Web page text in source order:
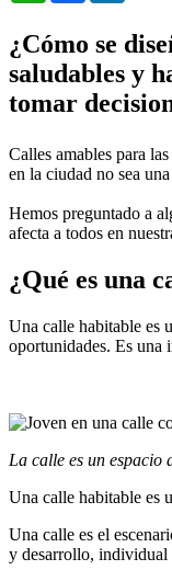
¿Cómo se
saludables y
tomar
Calles amables para
en la ciudad no sea
Hemos preguntado a
afecta a todos en
¿Qué es una
Una calle habitable es
oportunidades. Es una
La calle es un espacio
Una calle habitable es
Una calle es el
y desarrollo, individual